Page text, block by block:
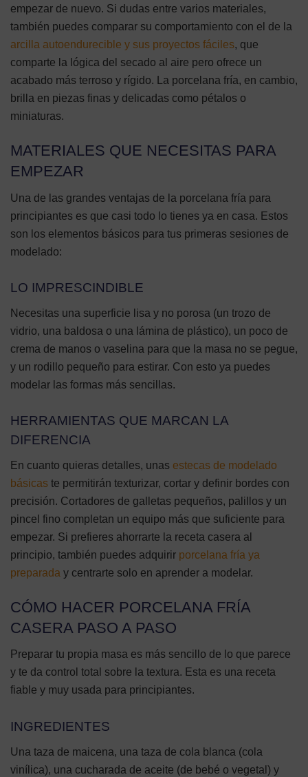
empezar de nuevo. Si dudas entre varios materiales,
también puedes comparar su comportamiento con el de la
arcilla autoendurecible y sus proyectos fáciles, que
comparte la lógica del secado al aire pero ofrece un
acabado más terroso y rígido. La porcelana fría, en cambio,
brilla en piezas finas y delicadas como pétalos o
miniaturas.
MATERIALES QUE NECESITAS PARA
EMPEZAR
Una de las grandes ventajas de la porcelana fría para
principiantes es que casi todo lo tienes ya en casa. Estos
son los elementos básicos para tus primeras sesiones de
modelado:
LO IMPRESCINDIBLE
Necesitas una superficie lisa y no porosa (un trozo de
vidrio, una baldosa o una lámina de plástico), un poco de
crema de manos o vaselina para que la masa no se pegue,
y un rodillo pequeño para estirar. Con esto ya puedes
modelar las formas más sencillas.
HERRAMIENTAS QUE MARCAN LA
DIFERENCIA
En cuanto quieras detalles, unas estecas de modelado
básicas te permitirán texturizar, cortar y definir bordes con
precisión. Cortadores de galletas pequeños, palillos y un
pincel fino completan un equipo más que suficiente para
empezar. Si prefieres ahorrarte la receta casera al
principio, también puedes adquirir porcelana fría ya
preparada y centrarte solo en aprender a modelar.
CÓMO HACER PORCELANA FRÍA
CASERA PASO A PASO
Preparar tu propia masa es más sencillo de lo que parece
y te da control total sobre la textura. Esta es una receta
fiable y muy usada para principiantes.
INGREDIENTES
Una taza de maicena, una taza de cola blanca (cola
vinílica), una cucharada de aceite (de bebé o vegetal) y